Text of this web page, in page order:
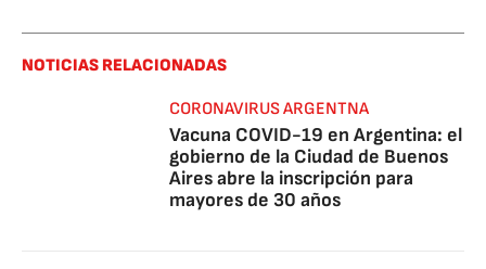
NOTICIAS RELACIONADAS
CORONAVIRUS ARGENTNA
Vacuna COVID-19 en Argentina: el
gobierno de la Ciudad de Buenos
Aires abre la inscripción para
mayores de 30 años